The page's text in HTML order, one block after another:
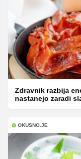
Zdravnik razbija
nastanejo zaradi
OKUSNO.JE